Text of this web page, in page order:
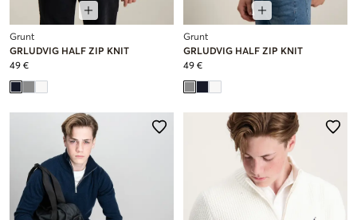
Grunt
GRLUDVIG HALF ZIP KNIT
49 €
Grunt
GRLUDVIG HALF ZIP KNIT
49 €